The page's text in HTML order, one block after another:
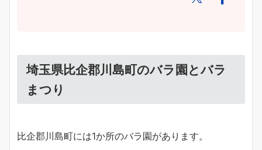
埼玉県比企郡川島町のバラ園とバラ
まつり
比企郡川島町には1か所のバラ園があります。